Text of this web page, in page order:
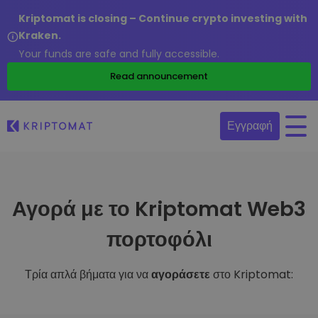
Kriptomat is closing – Continue crypto investing with
Kraken.
Your funds are safe and fully accessible.
Read announcement
Εγγραφή
Αγορά με το Kriptomat Web3
πορτοφόλι
Τρία απλά βήματα για νααγοράσετε στο Kriptomat: